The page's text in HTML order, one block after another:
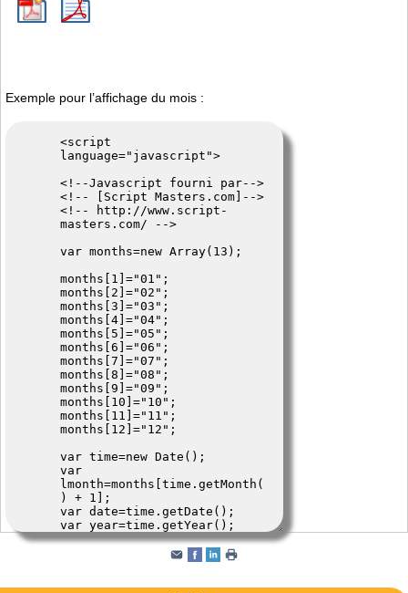
Exemple pour l’affichage du mois :